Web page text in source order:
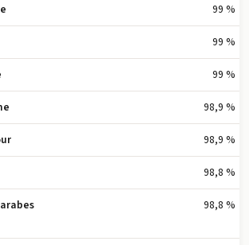
99 %
99 %
99 %
98,9 %
98,9 %
98,8 %
98,8 %